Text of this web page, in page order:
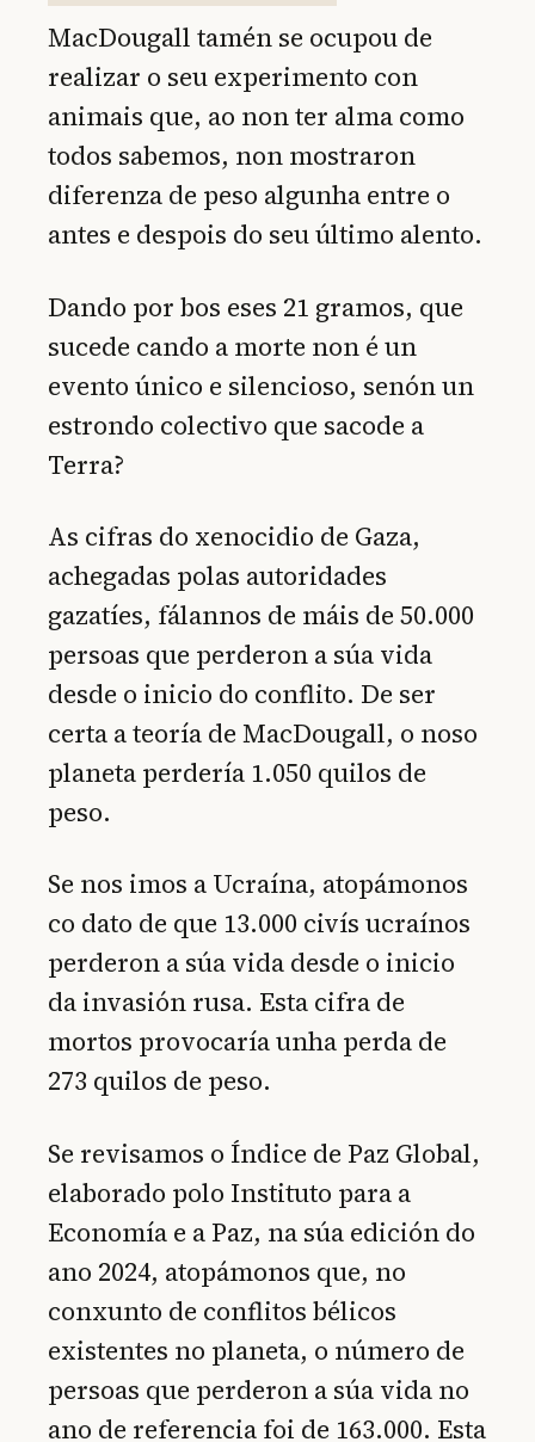
MacDougall tamén se ocupou de
realizar o seu experimento con
animais que, ao non ter alma como
todos sabemos, non mostraron
diferenza de peso algunha entre o
antes e despois do seu último alento.
Dando por bos eses 21 gramos, que
sucede cando a morte non é un
evento único e silencioso, senón un
estrondo colectivo que sacode a
Terra?
As cifras do xenocidio de Gaza,
achegadas polas autoridades
gazatíes, fálannos de máis de 50.000
persoas que perderon a súa vida
desde o inicio do conflito. De ser
certa a teoría de MacDougall, o noso
planeta perdería 1.050 quilos de
peso.
Se nos imos a Ucraína, atopámonos
co dato de que 13.000 civís ucraínos
perderon a súa vida desde o inicio
da invasión rusa. Esta cifra de
mortos provocaría unha perda de
273 quilos de peso.
Se revisamos o Índice de Paz Global,
elaborado polo Instituto para a
Economía e a Paz, na súa edición do
ano 2024, atopámonos que, no
conxunto de conflitos bélicos
existentes no planeta, o número de
persoas que perderon a súa vida no
ano de referencia foi de 163.000. Esta